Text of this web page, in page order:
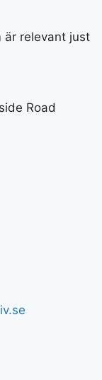
är relevant just
Road